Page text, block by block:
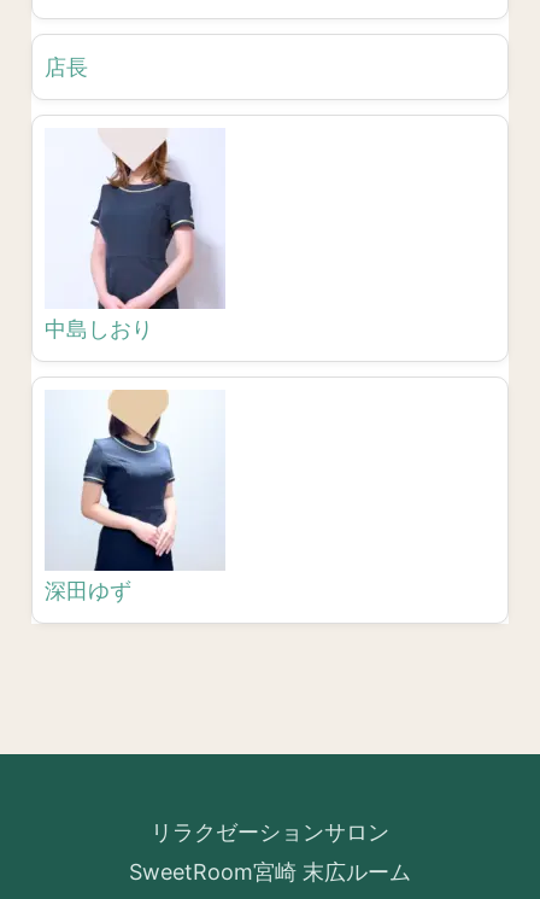
店長
中島しおり
深田ゆず
リラクゼーションサロン
SweetRoom宮崎 末広ルーム